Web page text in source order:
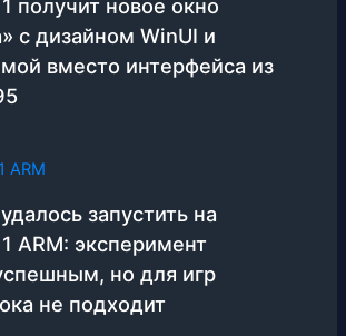
получит новое окно
с дизайном WinUI и
вместо интерфейса из
запустить на
ARM: эксперимент
но для игр
не подходит